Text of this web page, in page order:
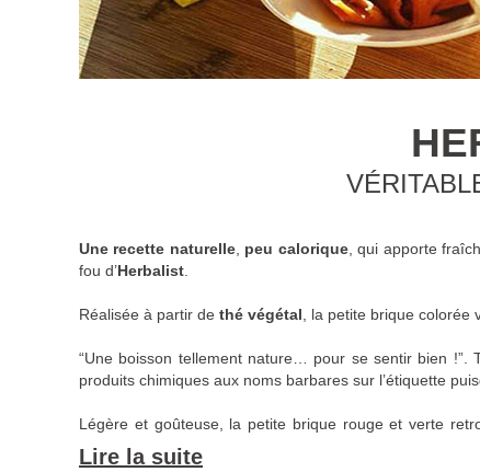
Une recette naturelle, peu calorique, qui apporte
fou d’Herbalist
Réalisée à partir de thé végétal , la petite brique colorée
“Une boisson tellement nature… pour se sentir bien !”.
produits chimiques aux noms barbares sur l’étiquette
Légère et goûteuse, la petite brique rouge et verte
colorants ni conservateurs
Lire la suite